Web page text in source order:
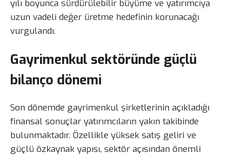
yılı boyunca sürdürülebilir büyüme ve yatırımcıya
uzun vadeli değer üretme hedefinin korunacağı
vurgulandı.
Gayrimenkul sektöründe güçlü
bilanço dönemi
Son dönemde gayrimenkul şirketlerinin açıkladığı
finansal sonuçlar yatırımcıların yakın takibinde
bulunmaktadır. Özellikle yüksek satış geliri ve
güçlü özkaynak yapısı, sektör açısından önemli